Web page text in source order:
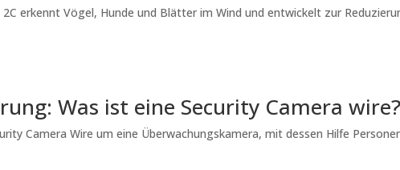
2C erkennt Vögel, Hunde und Blätter im Wind und entwickelt zur
Was ist eine Security Camera wire?
Camera Wire um eine Überwachungskamera, mit dessen Hilfe